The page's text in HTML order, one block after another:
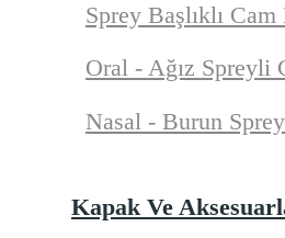
Sprey Başlıklı
Oral - Ağız Spreyli
Nasal - Burun
Kapak Ve